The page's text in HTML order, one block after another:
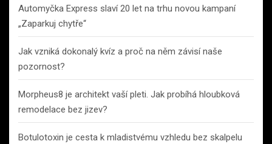
Automyčka Express slaví 20 let na trhu novou kampaní
„Zaparkuj chytře“
Jak vzniká dokonalý kvíz a proč na něm závisí naše
pozornost?
Morpheus8 je architekt vaší pleti. Jak probíhá hloubková
remodelace bez jizev?
Botulotoxin je cesta k mladistvému vzhledu bez skalpelu